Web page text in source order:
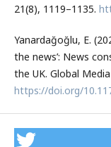
21(8), 1119–1135.
Yanardağoğlu, E.
the news’: News
the UK. Global
https://doi.org/